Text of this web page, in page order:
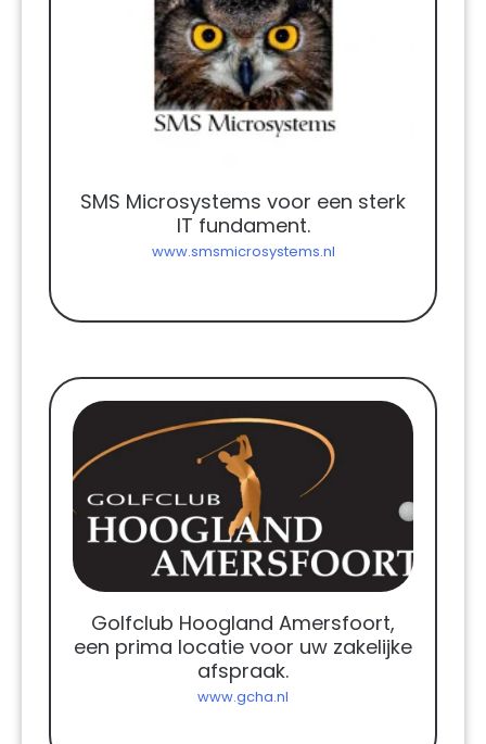
SMS Microsystems voor een sterk
IT fundament.
www.smsmicrosystems.nl
Golfclub Hoogland Amersfoort,
een prima locatie voor uw zakelijke
afspraak.
www.gcha.nl